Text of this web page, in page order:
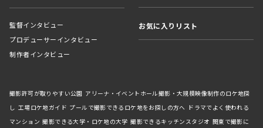
監督インタビュー
プロデューサーインタビュー
制作者インタビュー
お気に入りリスト
撮影許可が取りやすい公園 アリーナ・イベントホール撮影・大規模映像制作のロケ地探
し 工場ロケ地ガイド プールで撮影できるロケ地をお探しの方へ ドラマでよく使われる
マンション 撮影できる大学・ロケ地の大学 撮影できるキッチンスタジオ 関東で撮影に